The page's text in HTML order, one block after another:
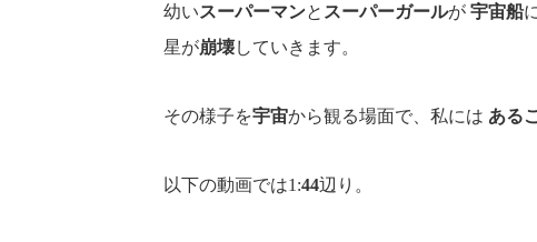
幼いスーパーマンと スーパーガールが 宇宙船
星が崩壊していきます。
その様子を宇宙から観る場面で、私には ある
以下の動画では1:44辺り。